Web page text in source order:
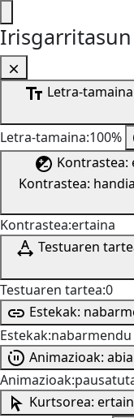
Letra-
Letra-tamaina:100%
Kontrastea:
Kontrastea:
Kontrastea:ertaina
Testuaren
Testuaren tartea:0
Estekak:
Animazioak:
Kurtsorea: